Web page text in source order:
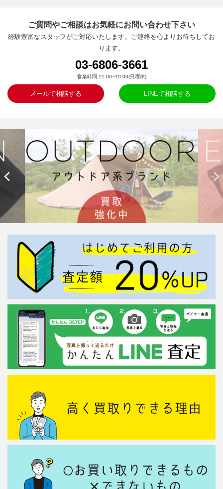
ご質問やご相談はお気軽にお問い合わせ下さい
経験豊富なスタッフがご対応いたします。ご連絡を心よりお待ちしてお
ります。
03-6806-3661
営業時間:11:00~19:00(日曜休)
メールで相談する LINEで相談する
 